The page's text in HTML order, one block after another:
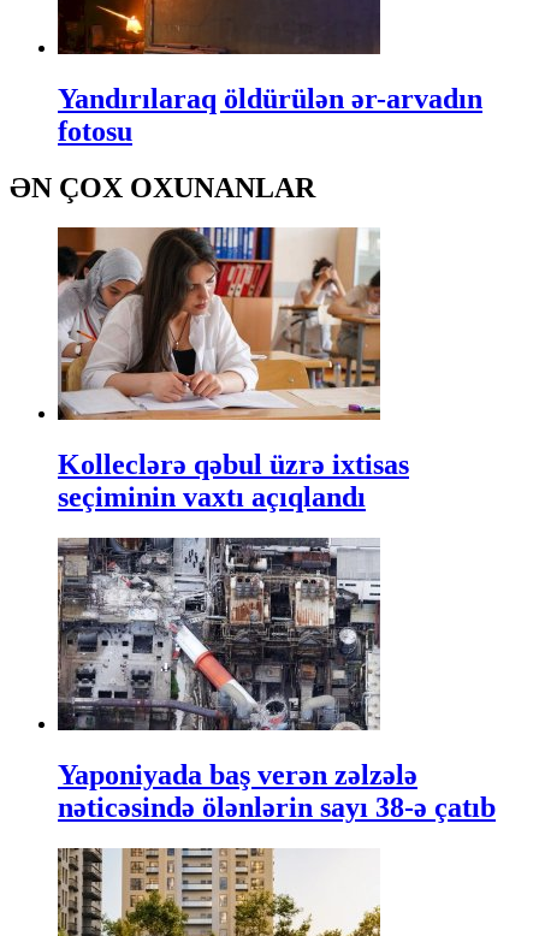
Yandırılaraq öldürülən ər-arvadın
fotosu
ƏN ÇOX OXUNANLAR
Kolleclərə qəbul üzrə ixtisas
seçiminin vaxtı açıqlandı
Yaponiyada baş verən zəlzələ
nəticəsində ölənlərin sayı 38-ə çatıb